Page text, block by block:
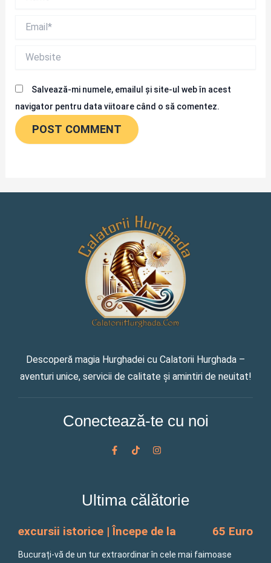
Salvează-mi numele, emailul și site-ul web în acest
navigator pentru data viitoare când o să comentez.
Descoperă magia Hurghadei cu Calatorii Hurghada –
aventuri unice, servicii de calitate și amintiri de neuitat!
Conectează-te cu noi
F
a
o
k
f
T
i
I
n
r
a
Ultima călătorie
excursii istorice | Începe de la 65 Euro
Bucurați-vă de un tur extraordinar în cele mai faimoase